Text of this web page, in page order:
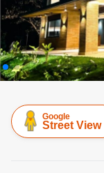
Google
Street View